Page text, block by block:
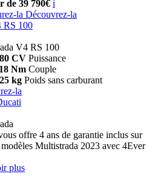
de 39 790€ i
la Découvrez-la
RS 100
V4 RS 100
CV Puissance
Nm Couple
kg Poids sans carburant
la
offre 4 ans de garantie inclus sur
Multistrada 2023 avec 4Ever
plus